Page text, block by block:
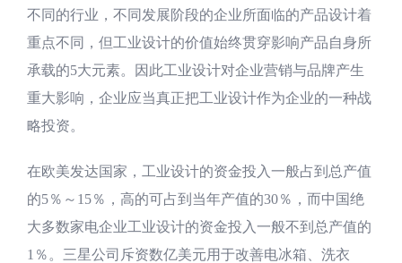
不同的行业，不同发展阶段的企业所面临的产品设计着
重点不同，但工业设计的价值始终贯穿影响产品自身所
承载的5大元素。因此工业设计对企业营销与品牌产生
重大影响，企业应当真正把工业设计作为企业的一种战
略投资。
在欧美发达国家，工业设计的资金投入一般占到总产值
的5％～15％，高的可占到当年产值的30％，而中国绝
大多数家电企业工业设计的资金投入一般不到总产值的
1％。三星公司斥资数亿美元用于改善电冰箱、洗衣